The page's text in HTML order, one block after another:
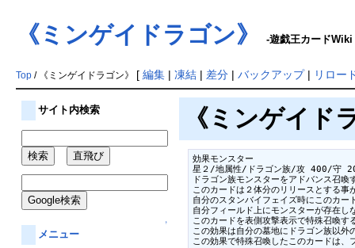
《ミンゲイドラゴン》 -遊戯王カードWiki
Top/ 《ミンゲイドラゴン》 [ 編集| 凍結| 差分| バックアップ| リロー
サイト内検索
↑
メニュー
《ミンゲイ
効果モンスター
星２/地属性/ドラゴン族/攻 400/守
ドラゴン族モンスターをアドバンス召喚
このカードは２体分のリリースとする事
自分のスタンバイフェイズ時にこのカー
自分フィールド上にモンスターが存在し
このカードを表側攻撃表示で特殊召喚す
この効果は自分の墓地にドラゴン族以
この効果で特殊召喚したこのカードは